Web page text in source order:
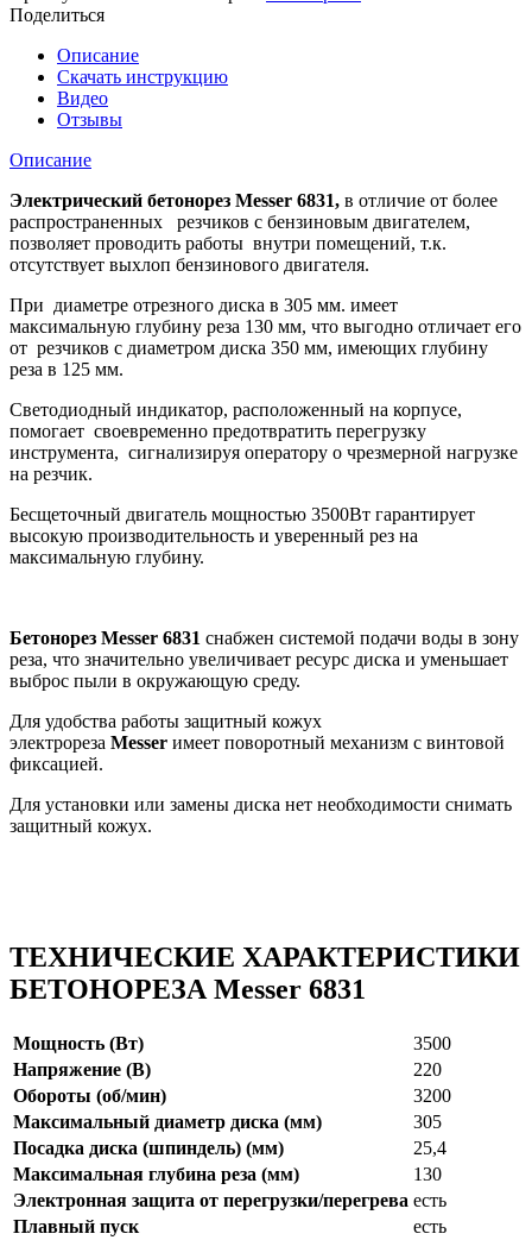
Messer
6831
диск
300мм
(глубина
реза
130мм)
Поделиться
Описание
Скачать инструкцию
Видео
Отзывы
Описание
Электрический бетонорез Messer 6831, в отличие от более
распространенных резчиков с бензиновым двигателем,
позволяет проводить работы внутри помещений, т.к.
отсутствует выхлоп бензинового двигателя.
При диаметре отрезного диска в 305 мм. имеет
максимальную глубину реза 130 мм, что выгодно отличает его
от резчиков с диаметром диска 350 мм, имеющих глубину
реза в 125 мм.
Светодиодный индикатор, расположенный на корпусе,
помогает своевременно предотвратить перегрузку
инструмента, сигнализируя оператору о чрезмерной нагрузке
на резчик.
Бесщеточный двигатель мощностью 3500Вт гарантирует
высокую производительность и уверенный рез на
максимальную глубину.
Бетонорез Messer 6831 снабжен системой подачи воды в зону
реза, что значительно увеличивает ресурс диска и уменьшает
выброс пыли в окружающую среду.
Для удобства работы защитный кожух
электрореза Messer имеет поворотный механизм с винтовой
фиксацией.
Для установки или замены диска нет необходимости снимать
защитный кожух.
ТЕХНИЧЕСКИЕ ХАРАКТЕРИСТИКИ
БЕТОНОРЕЗА Messer 6831
Мощность (Вт)
3500
Напряжение (В)
220
Обороты (об/мин)
3200
Максимальный диаметр диска (мм)
305
Посадка диска (шпиндель) (мм)
25,4
Максимальная глубина реза (мм)
130
Электронная защита от перегрузки/перегрева есть
Плавный пуск
есть